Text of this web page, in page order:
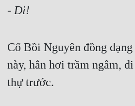
- Đi!
Cổ Bồi Nguyên đồng
này, hắn hơi trầm ngâm,
thự trước.